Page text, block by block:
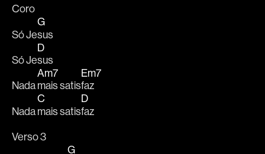
Coro
Só Je
G
sus
Só Je
D
sus
Nada
Am7
mais satis
Em7
faz
Nada
C
mais satis
D
faz
Verso 3
G